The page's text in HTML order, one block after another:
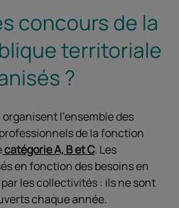
concours de la
territoriale
?
l'ensemble des
de la fonction
catégorie A, B et C. Les
en fonction des besoins en
les collectivités : ils ne sont
chaque année.